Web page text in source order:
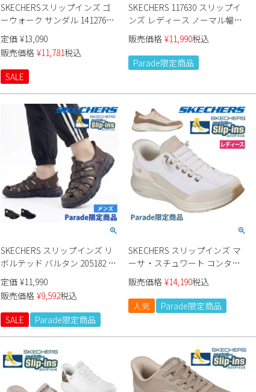
SKECHERSスリップインズ ゴ
ーウォーク サンダル 141276
レディース
定価 ¥13,090
販売価格 ¥11,781税込
SALE
SKECHERS 117630 スリップイ
ンズ レディース ノーマル幅
Parade限定商品
販売価格 ¥11,990税込
Parade限定商品
SKECHERS スリップインズ リ
ボルテッド バルタン 205182 メ
定価 ¥11,990
販売価格 ¥9,592税込
SALE
Parade限定商品
SKECHERS スリップインズ マ
ーサ・スチュワート コンター
フォーム 150645 レディース
Parade限定商品
販売価格 ¥14,190税込
人気
Parade限定商品